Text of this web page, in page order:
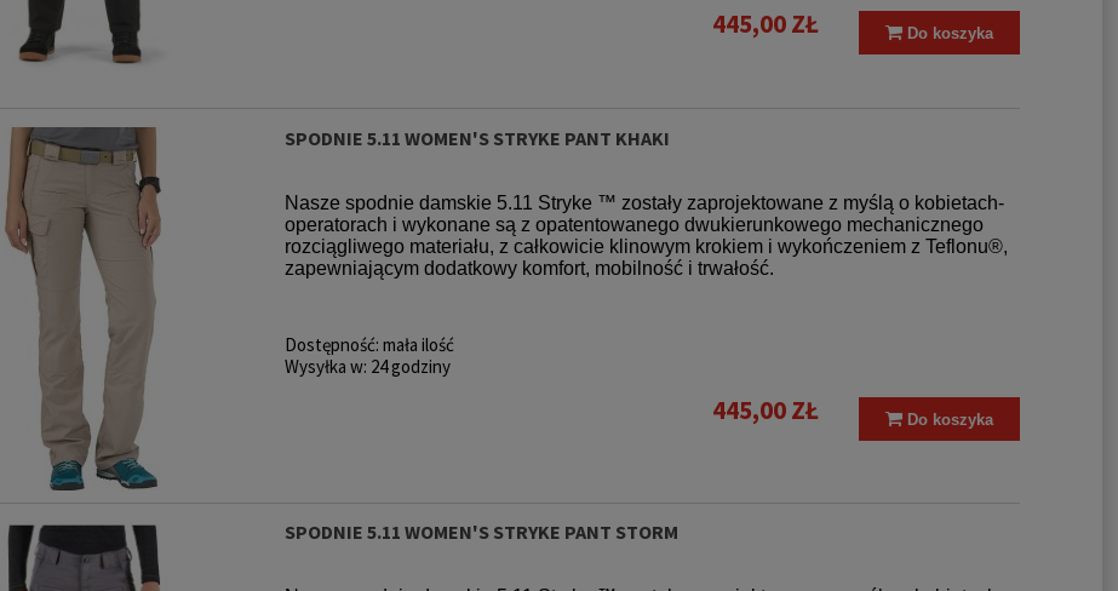
445,00 ZŁ Do koszyka
SPODNIE 5.11 WOMEN'S STRYKE PANT KHAKI
Nasze spodnie damskie 5.11 Stryke ™ zostały zaprojektowane z myślą o kobietach-
operatorach i wykonane są z opatentowanego dwukierunkowego mechanicznego
rozciągliwego materiału, z całkowicie klinowym krokiem i wykończeniem z Teflonu®,
zapewniającym dodatkowy komfort, mobilność i trwałość.
Dostępność: mała ilość
Wysyłka w: 24 godziny
445,00 ZŁ Do koszyka
SPODNIE 5.11 WOMEN'S STRYKE PANT STORM